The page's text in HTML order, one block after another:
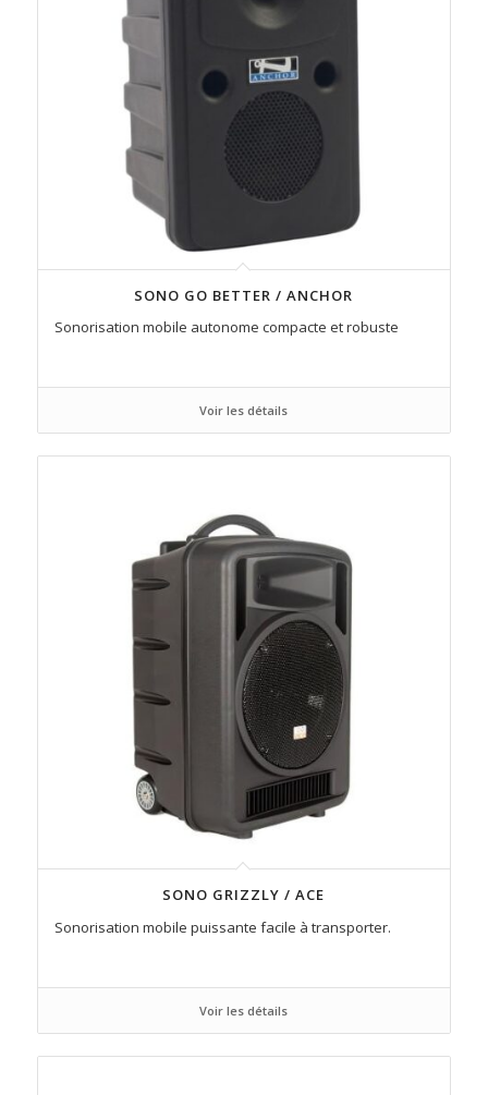
SONO GO BETTER / ANCHOR
Sonorisation mobile autonome compacte et robuste
Voir les détails
SONO GRIZZLY / ACE
Sonorisation mobile puissante facile à transporter.
Voir les détails